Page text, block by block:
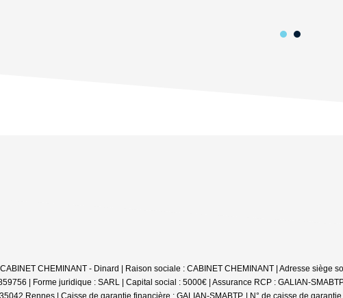
CHEMINANT - Dinard | Raison sociale : CABINET CHEMINANT | Adresse
| Forme juridique : SARL | Capital social : 5000€ | Assurance RCP : GALIAN-SMABTP
Rennes | Caisse de garantie financière : GALIAN-SMABTP. | N° de caisse de